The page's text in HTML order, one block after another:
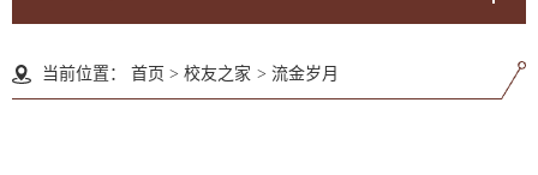
当前位置： 首页 > 校友之家 > 流金岁月